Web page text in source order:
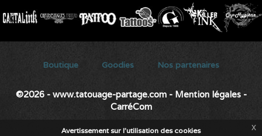
Boutique Goodies Nos partenaires
©2026 - www.tatouage-partage.com - Mention légales -
CarréCom
Avertissement sur l'utilisation des cookies x